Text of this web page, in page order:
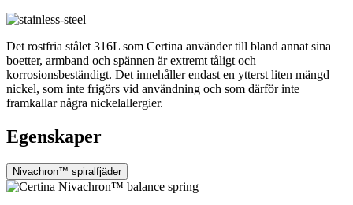
Det rostfria stålet 316L som Certina använder till bland annat sina
boetter, armband och spännen är extremt tåligt och
korrosionsbeständigt. Det innehåller endast en ytterst liten mängd
nickel, som inte frigörs vid användning och som därför inte
framkallar några nickelallergier.
Egenskaper
Nivachron™ spiralfjäder